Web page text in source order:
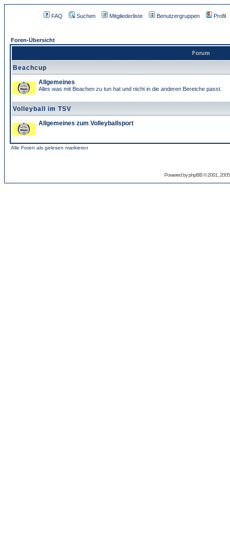
FAQ Suchen Mitgliederliste Benutzergruppen Profil
Foren-Übersicht
Forum
Beachcup
Allgemeines
Alles was mit Beachen zu tun hat und nicht in die anderen Bereiche passt.
Volleyball im TSV
Allgemeines zum Volleyballsport
Alle Foren als gelesen markieren
Powered byphpBB© 2001,